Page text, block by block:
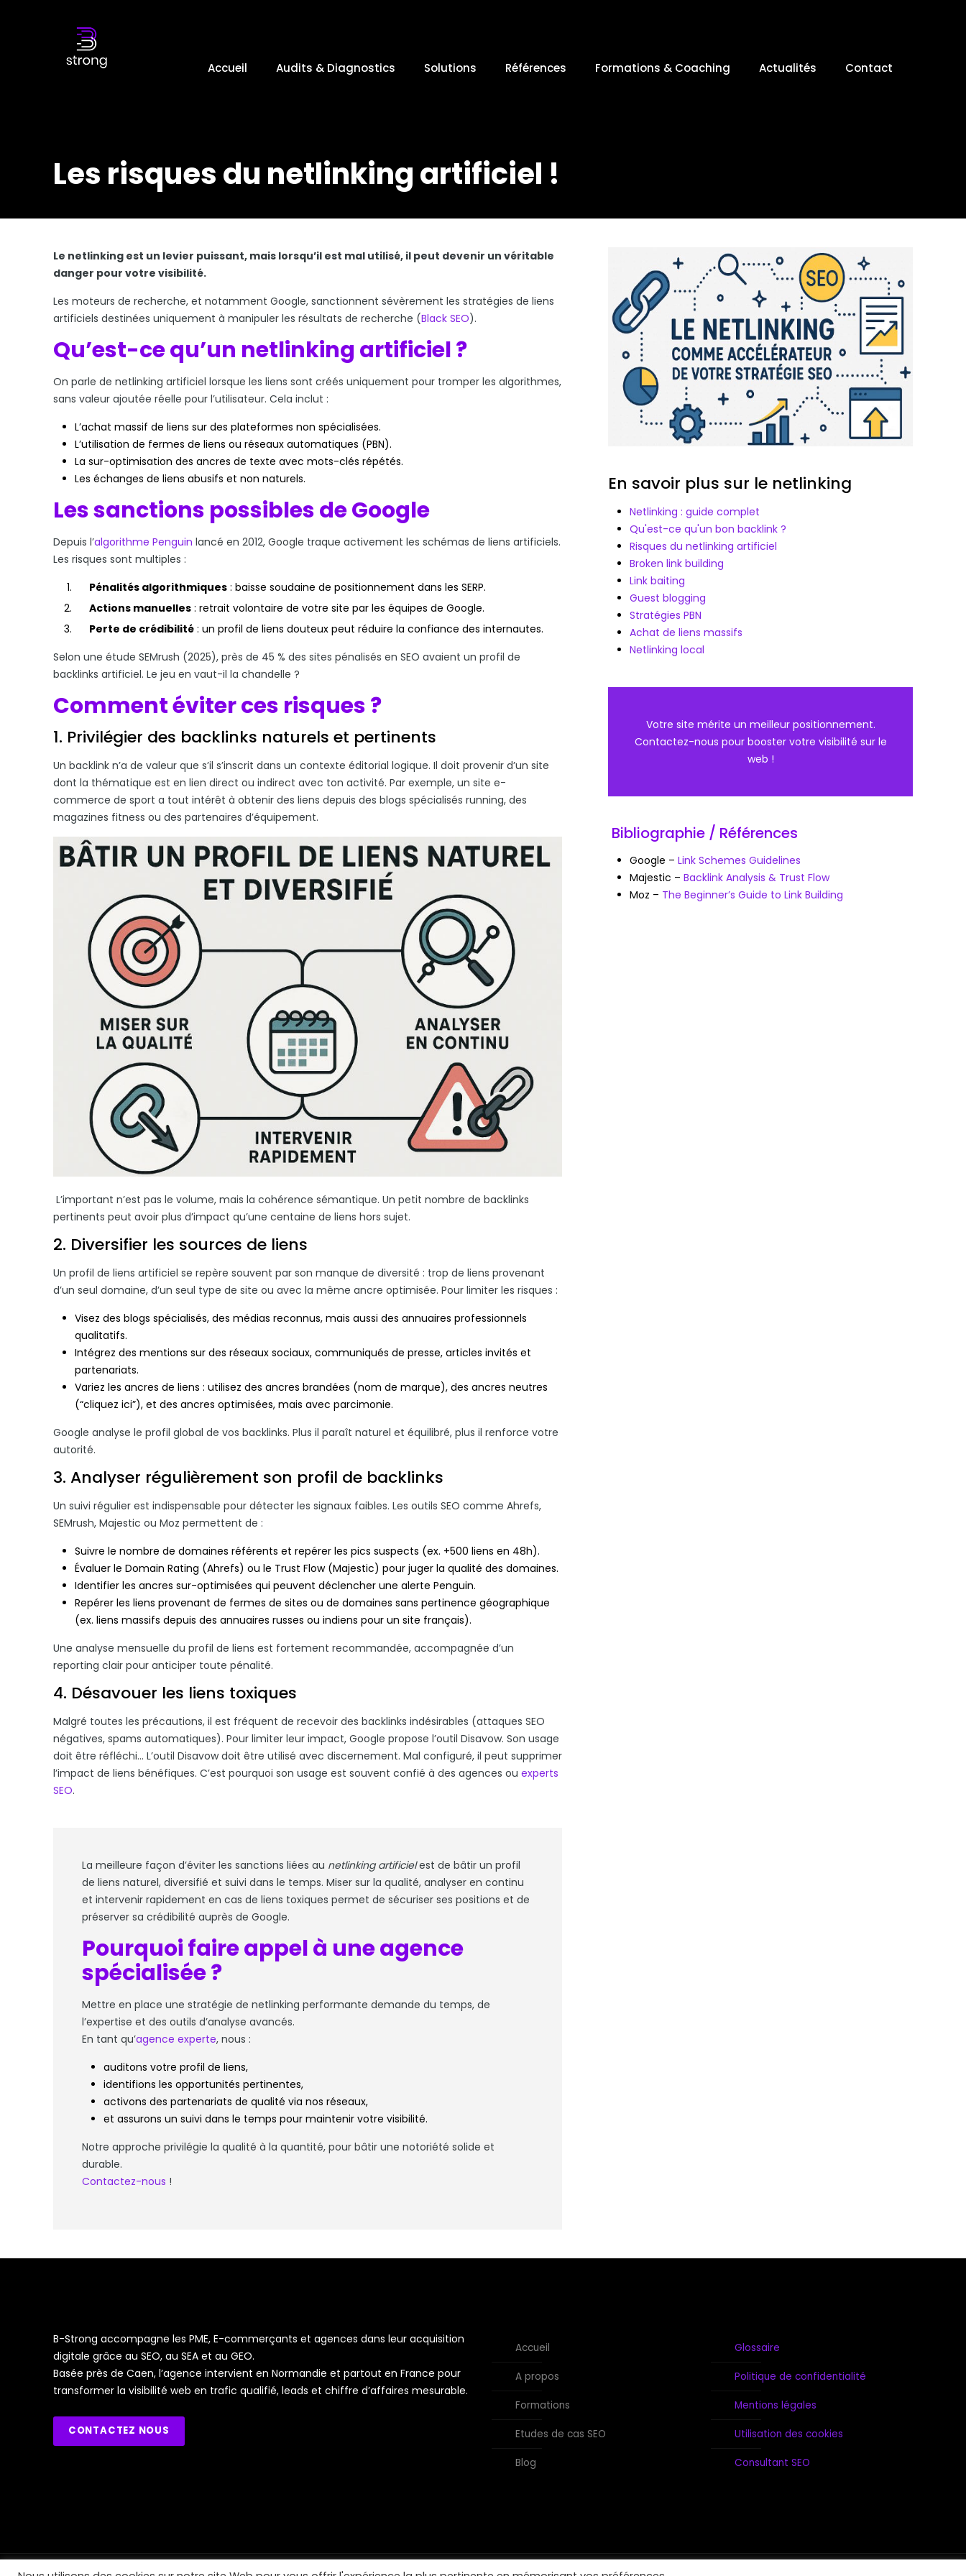
Accueil Audits & Diagnostics Solutions Références Formations & Coaching Actualités Contact
Les risques du netlinking artificiel !
Le netlinking est un levier puissant, mais lorsqu’il est mal utilisé, il peut devenir un véritable
danger pour votre visibilité.
Les moteurs de recherche, et notamment Google, sanctionnent sévèrement les stratégies de liens
artificiels destinées uniquement à manipuler les résultats de recherche (Black SEO).
Qu’est-ce qu’un netlinking artificiel ?
On parle de netlinking artificiel lorsque les liens sont créés uniquement pour tromper les algorithmes,
sans valeur ajoutée réelle pour l’utilisateur. Cela inclut :
L’achat massif de liens sur des plateformes non spécialisées.
L’utilisation de fermes de liens ou réseaux automatiques (PBN).
La sur-optimisation des ancres de texte avec mots-clés répétés.
Les échanges de liens abusifs et non naturels.
Les sanctions possibles de Google
Depuis l’algorithme Penguin lancé en 2012, Google traque activement les schémas de liens artificiels.
Les risques sont multiples :
Pénalités algorithmiques : baisse soudaine de positionnement dans les SERP.
Actions manuelles : retrait volontaire de votre site par les équipes de Google.
Perte de crédibilité : un profil de liens douteux peut réduire la confiance des internautes.
Selon une étude SEMrush (2025), près de 45 % des sites pénalisés en SEO avaient un profil de
backlinks artificiel. Le jeu en vaut-il la chandelle ?
Comment éviter ces risques ?
1. Privilégier des backlinks naturels et pertinents
Un backlink n’a de valeur que s’il s’inscrit dans un contexte éditorial logique. Il doit provenir d’un site
dont la thématique est en lien direct ou indirect avec ton activité. Par exemple, un site e-
commerce de sport a tout intérêt à obtenir des liens depuis des blogs spécialisés running, des
magazines fitness ou des partenaires d’équipement.
L’important n’est pas le volume, mais la cohérence sémantique. Un petit nombre de backlinks
pertinents peut avoir plus d’impact qu’une centaine de liens hors sujet.
2. Diversifier les sources de liens
Un profil de liens artificiel se repère souvent par son manque de diversité : trop de liens provenant
d’un seul domaine, d’un seul type de site ou avec la même ancre optimisée. Pour limiter les risques :
Visez des blogs spécialisés, des médias reconnus, mais aussi des annuaires professionnels
qualitatifs.
Intégrez des mentions sur des réseaux sociaux, communiqués de presse, articles invités et
partenariats.
Variez les ancres de liens : utilisez des ancres brandées (nom de marque), des ancres neutres
(“cliquez ici”), et des ancres optimisées, mais avec parcimonie.
Google analyse le profil global de vos backlinks. Plus il paraît naturel et équilibré, plus il renforce votre
autorité.
3. Analyser régulièrement son profil de backlinks
Un suivi régulier est indispensable pour détecter les signaux faibles. Les outils SEO comme Ahrefs,
SEMrush, Majestic ou Moz permettent de :
Suivre le nombre de domaines référents et repérer les pics suspects (ex. +500 liens en 48h).
Évaluer le Domain Rating (Ahrefs) ou le Trust Flow (Majestic) pour juger la qualité des domaines.
Identifier les ancres sur-optimisées qui peuvent déclencher une alerte Penguin.
Repérer les liens provenant de fermes de sites ou de domaines sans pertinence géographique
(ex. liens massifs depuis des annuaires russes ou indiens pour un site français).
Une analyse mensuelle du profil de liens est fortement recommandée, accompagnée d’un
reporting clair pour anticiper toute pénalité.
4. Désavouer les liens toxiques
Malgré toutes les précautions, il est fréquent de recevoir des backlinks indésirables (attaques SEO
négatives, spams automatiques). Pour limiter leur impact, Google propose l’outil Disavow. Son usage
doit être réfléchi... L’outil Disavow doit être utilisé avec discernement. Mal configuré, il peut supprimer
l’impact de liens bénéfiques. C’est pourquoi son usage est souvent confié à des agences ou experts
SEO.
La meilleure façon d’éviter les sanctions liées au netlinking artificielest de bâtir un profil
de liens naturel, diversifié et suivi dans le temps. Miser sur la qualité, analyser en continu
et intervenir rapidement en cas de liens toxiques permet de sécuriser ses positions et de
préserver sa crédibilité auprès de Google.
Pourquoi faire appel à une agence
spécialisée ?
Mettre en place une stratégie de netlinking performante demande du temps, de
l’expertise et des outils d’analyse avancés.
En tant qu’agence experte, nous :
auditons votre profil de liens,
identifions les opportunités pertinentes,
activons des partenariats de qualité via nos réseaux,
et assurons un suivi dans le temps pour maintenir votre visibilité.
Notre approche privilégie la qualité à la quantité, pour bâtir une notoriété solide et
durable.
Contactez-nous !
En savoir plus sur le netlinking
Netlinking : guide complet
Qu'est-ce qu'un bon backlink ?
Risques du netlinking artificiel
Broken link building
Link baiting
Guest blogging
Stratégies PBN
Achat de liens massifs
Netlinking local
Votre site mérite un meilleur positionnement.
Contactez-nous pour booster votre visibilité sur le
web !
Bibliographie / Références
Google – Link Schemes Guidelines
Majestic – Backlink Analysis & Trust Flow
Moz – The Beginner’s Guide to Link Building
B-Strong accompagne les PME, E-commerçants et agences dans leur acquisition
digitale grâce au SEO, au SEA et au GEO.
Basée près de Caen, l’agence intervient en Normandie et partout en France pour
transformer la visibilité web en trafic qualifié, leads et chiffre d’affaires mesurable.
CONTACTEZ NOUS
Accueil
A propos
Formations
Etudes de cas SEO
Blog
Glossaire
Politique de confidentialité
Mentions légales
Utilisation des cookies
Consultant SEO